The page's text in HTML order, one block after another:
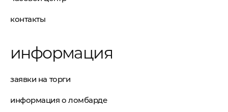
контакты
информация
заявки на торги
информация о ломбарде